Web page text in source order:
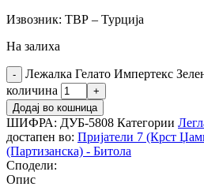
Извозник: ТВР – Турција
На залиха
Лежалка Гелато Импертекс
количина
Додај во кошница
ШИФРА: ДУБ-5808 Категории
достапен во: Пријатели 7 (Крст
(Партизанска) - Битола
Сподели:
Опис